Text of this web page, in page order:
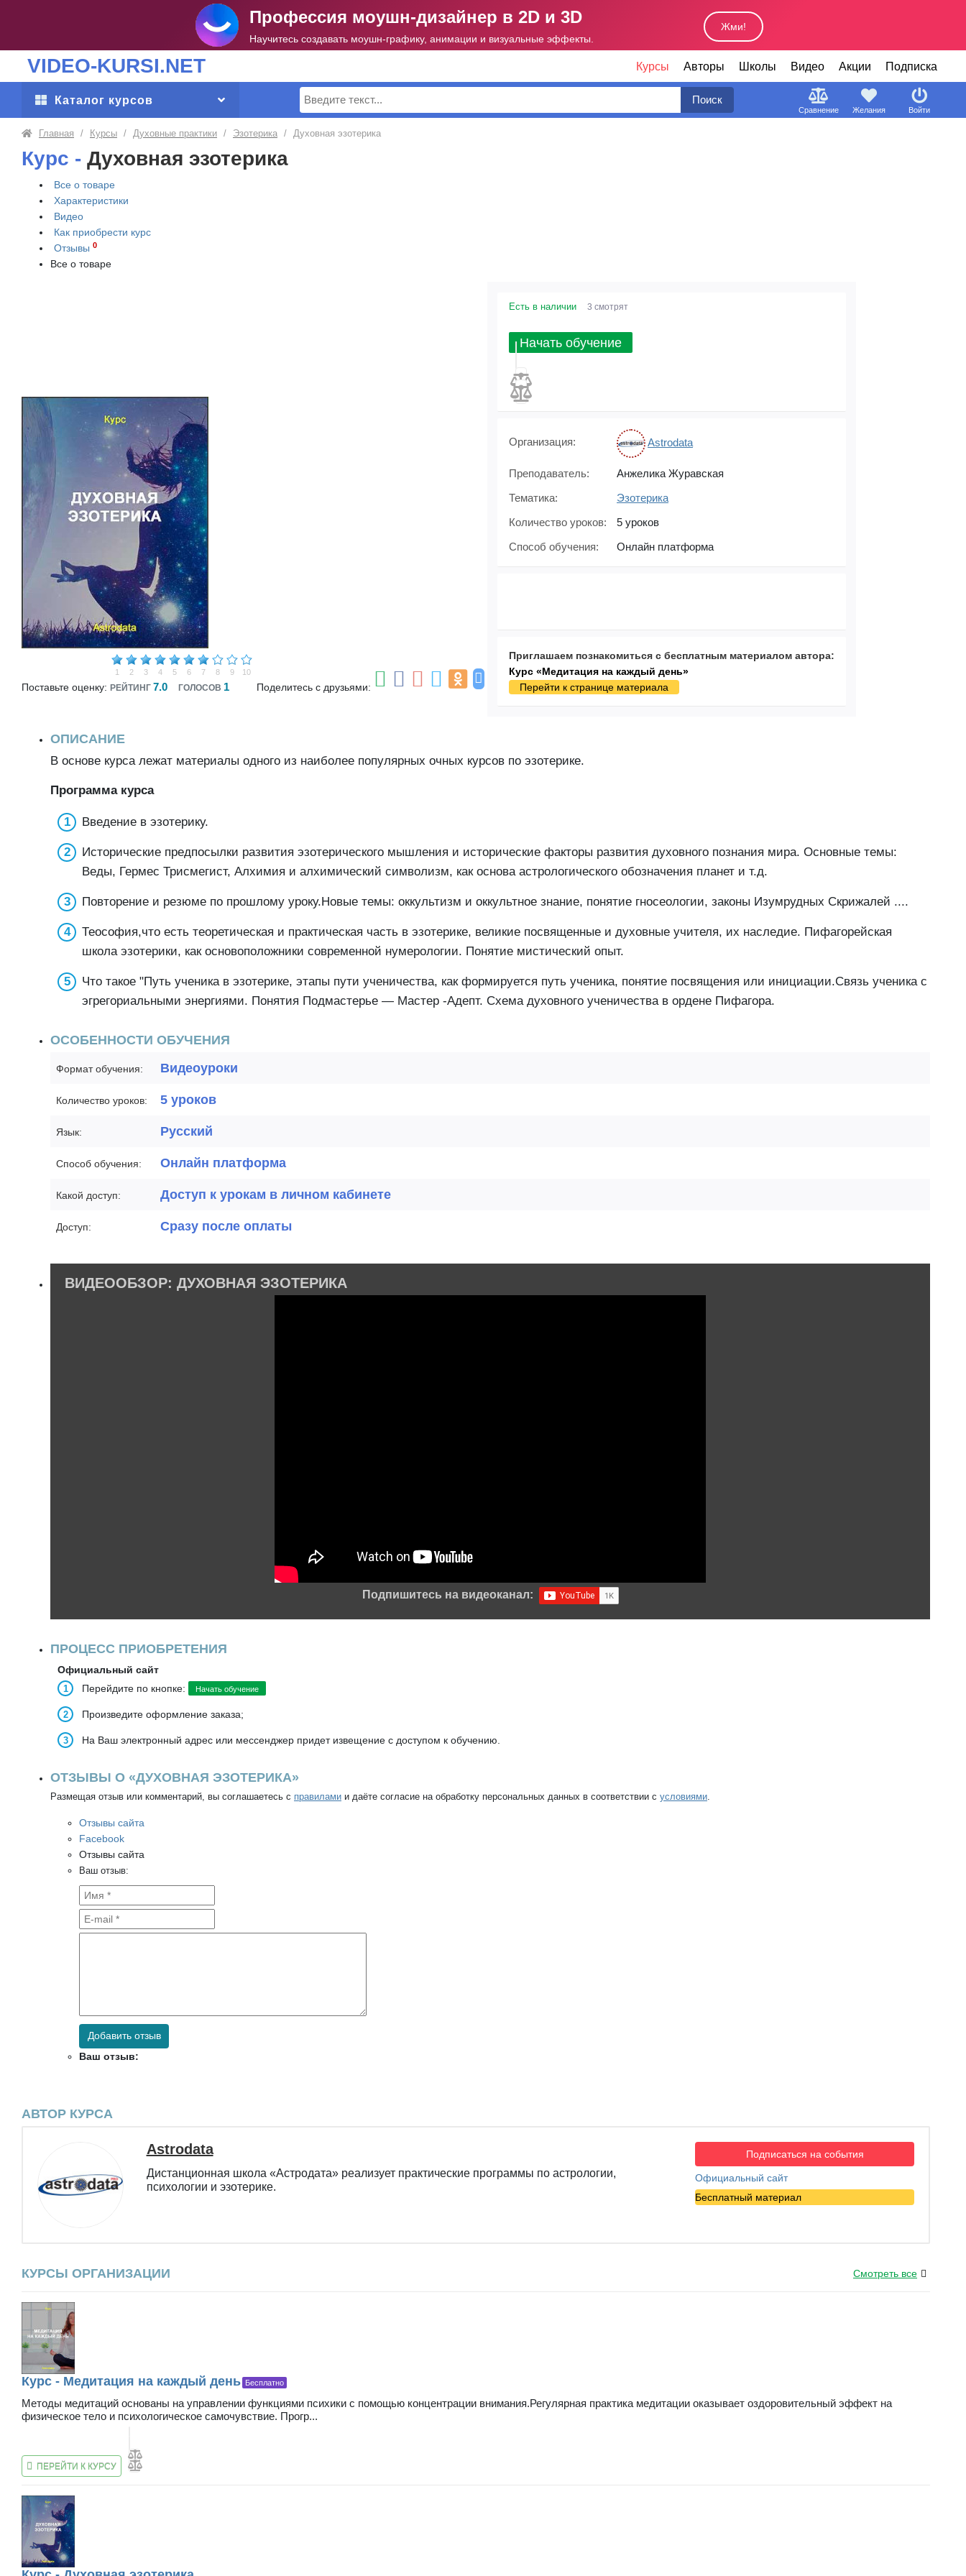
Профессия моушн-дизайнер в 2D и 3D
Научитесь создавать моушн-графику, анимации и визуальные эффекты.
Жми!
VIDEO-KURSI.NET Курсы Авторы Школы Видео Акции Подписка
Каталог курсов Поиск Поиск
Сравнение Желания Войти
Главная / Курсы / Духовные практики / Эзотерика / Духовная эзотерика
Курс - Духовная эзотерика
Все о товаре
Характеристики
Видео
Как приобрести курс
Отзывы 0
Все о товаре
Поставьте оценку:
10
9
8
7
6
5
4
3
2
1
РЕЙТИНГ 7.0 ГОЛОСОВ 1 Поделитесь с друзьями:
Есть в наличии 3 смотрят
Начать обучение
Организация: Astrodata
Преподаватель:
Анжелика Журавская
Тематика:
Эзотерика
Количество уроков:
5 уроков
Способ обучения:
Онлайн платформа
Приглашаем познакомиться с бесплатным материалом автора:
Курс «Медитация на каждый день»
Перейти к странице материала
ОПИСАНИЕ
В основе курса лежат материалы одного из наиболее популярных очных курсов по эзотерике.
Программа курса
Введение в эзотерику.
Исторические предпосылки развития эзотерического мышления и исторические факторы развития духовного познания мира. Основные темы:
Веды, Гермес Трисмегист, Алхимия и алхимический символизм, как основа астрологического обозначения планет и т.д.
Повторение и резюме по прошлому уроку.Новые темы: оккультизм и оккультное знание, понятие гносеологии, законы Изумрудных Скрижалей ....
Теософия,что есть теоретическая и практическая часть в эзотерике, великие посвященные и духовные учителя, их наследие. Пифагорейская
школа эзотерики, как основоположники современной нумерологии. Понятие мистический опыт.
Что такое "Путь ученика в эзотерике, этапы пути ученичества, как формируется путь ученика, понятие посвящения или инициации.Связь ученика с
эгрегориальными энергиями. Понятия Подмастерье — Мастер -Адепт. Схема духовного ученичества в ордене Пифагора.
ОСОБЕННОСТИ ОБУЧЕНИЯ
Формат обучения: Видеоуроки
Количество уроков: 5 уроков
Язык: Русский
Способ обучения: Онлайн платформа
Какой доступ: Доступ к урокам в личном кабинете
Доступ: Сразу после оплаты
ВИДЕООБЗОР: ДУХОВНАЯ ЭЗОТЕРИКА
Подпишитесь на видеоканал:
ПРОЦЕСС ПРИОБРЕТЕНИЯ
Официальный сайт
Перейдите по кнопке:
Начать обучение
Произведите оформление заказа;
На Ваш электронный адрес или мессенджер придет извещение с доступом к обучению.
ОТЗЫВЫ О «ДУХОВНАЯ ЭЗОТЕРИКА»
Размещая отзыв или комментарий, вы соглашаетесь с правилами и даёте согласие на обработку персональных данных в соответствии с условиями.
Отзывы сайта
Facebook
Отзывы сайта
Ваш отзыв:
Добавить отзыв
Ваш отзыв:
АВТОР КУРСА
Astrodata
Дистанционная школа «Астродата» реализует практические программы по астрологии,
психологии и эзотерике.
Подписаться на события
Официальный сайт
Бесплатный материал
КУРСЫ ОРГАНИЗАЦИИ Смотреть все
Курс - Медитация на каждый день Бесплатно
Методы медитаций основаны на управлении функциями психики с помощью концентрации внимания.Регулярная практика медитации оказывает оздоровительный эффект на
физическое тело и психологическое самочувствие. Прогр...
ПЕРЕЙТИ К КУРСУ